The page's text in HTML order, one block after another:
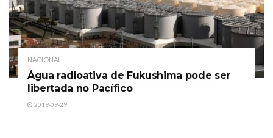
NACIONAL
Água radioativa de Fukushima pode ser
libertada no Pacífico
2019-09-29